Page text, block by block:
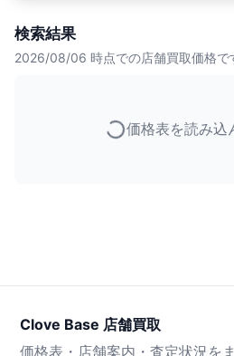
検索結果
2026/08/06 時点での店舗買取価格で
価格表を読み込
Clove Base 店舗買取
価格表・店舗案内・査定状況を